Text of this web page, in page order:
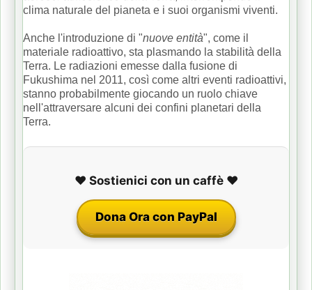
clima naturale del pianeta e i suoi organismi viventi.
Anche l'introduzione di "nuove entità", come il
materiale radioattivo, sta plasmando la stabilità della
Terra. Le radiazioni emesse dalla fusione di
Fukushima nel 2011, così come altri eventi radioattivi,
stanno probabilmente giocando un ruolo chiave
nell'attraversare alcuni dei confini planetari della
Terra.
❤️ Sostienici con un caffè ❤️
Dona Ora con PayPal